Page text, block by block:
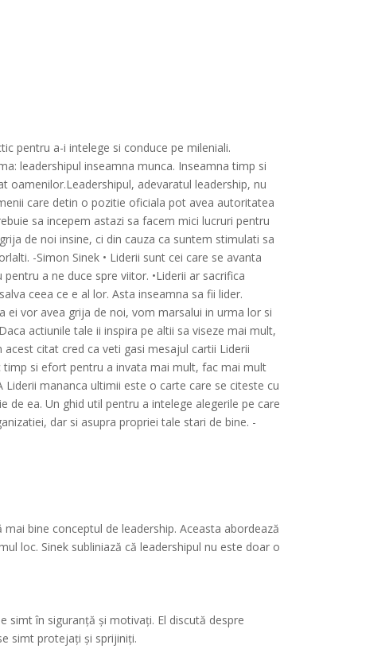
pentru a-i intelege si conduce pe mileniali.
leadershipul inseamna munca. Inseamna timp si
oamenilor.Leadershipul, adevaratul leadership, nu
care detin o pozitie oficiala pot avea autoritatea
sa incepem astazi sa facem mici lucruri pentru
de noi insine, ci din cauza ca suntem stimulati sa
-Simon Sinek • Liderii sunt cei care se avanta
a ne duce spre viitor. •Liderii ar sacrifica
ceea ce e al lor. Asta inseamna sa fii lider.
ei vor avea grija de noi, vom marsalui in urma lor si
actiunile tale ii inspira pe altii sa viseze mai mult,
citat cred ca veti gasi mesajul cartii Liderii
timp si efort pentru a invata mai mult, fac mai mult
Liderii mananca ultimii este o carte care se citeste cu
ea. Un ghid util pentru a intelege alegerile pe care
dar si asupra propriei tale stari de bine. -
bine conceptul de leadership. Aceasta abordează
loc. Sinek subliniază că leadershipul nu este doar o
simt în siguranță și motivați. El discută despre
simt protejați și sprijiniți.